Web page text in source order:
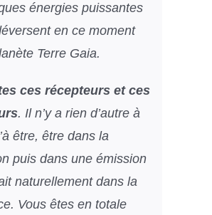
énergies puissantes
en ce moment
Terre Gaia.
ces récepteurs et ces
. Il n’y a rien d’autre à
être, être dans la
puis dans une émission
naturellement dans la
Vous êtes en totale